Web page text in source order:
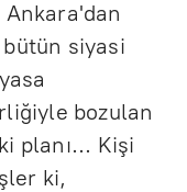
siyasi
bozulan
planı... Kişi
ki,